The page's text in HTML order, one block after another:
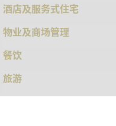
酒店及服务式住宅
物业及商场管理
餐饮
旅游